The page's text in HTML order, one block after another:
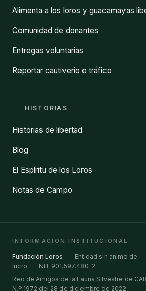
Alimenta a los loros y guacamayas
Comunidad de donantes
Entregas voluntarias
Reportar cautiverio o tráfico
HISTORIAS
Historias de libertad
Blog
El Espíritu de los Loros
Notas de Campo
INFORMACIÓN INSTITUCIONAL
Fundación Loros ·
Entidad sin ánimo de
lucro
·
NIT 901.597.480-2
Red de Amigos de la Fauna Silvestre de
N.º 1972 del 28 de diciembre de 2022